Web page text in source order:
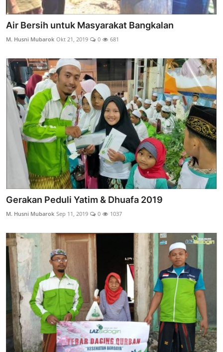
Air Bersih untuk Masyarakat Bangkalan
M. Husni Mubarok Okt 21, 2019 0 681
Gerakan Peduli Yatim & Dhuafa 2019
M. Husni Mubarok Sep 11, 2019 0 1037